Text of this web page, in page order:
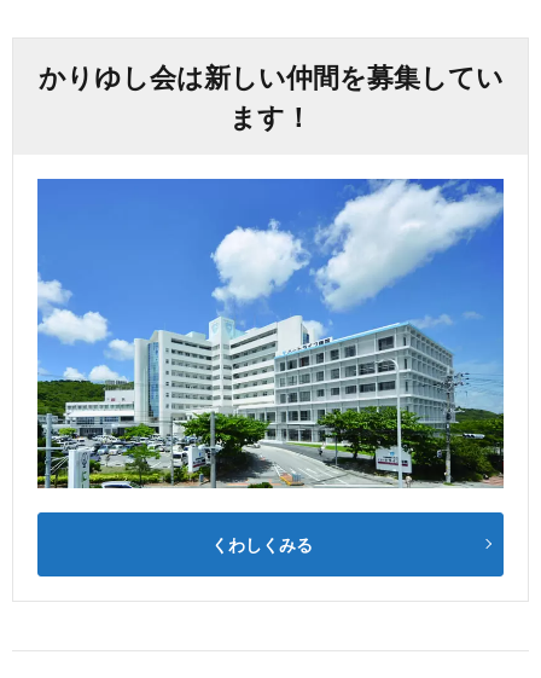
かりゆし会は新しい仲間を募集してい
ます！
くわしくみる